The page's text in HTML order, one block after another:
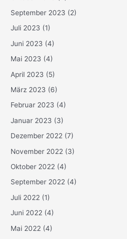
September 2023 (2)
Juli 2023 (1)
Juni 2023 (4)
Mai 2023 (4)
April 2023 (5)
März 2023 (6)
Februar 2023 (4)
Januar 2023 (3)
Dezember 2022 (7)
November 2022 (3)
Oktober 2022 (4)
September 2022 (4)
Juli 2022 (1)
Juni 2022 (4)
Mai 2022 (4)